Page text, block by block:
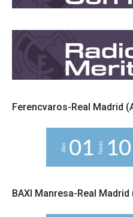
Ferencvaros-Real Madrid
días 01 horas 10
BAXI Manresa-Real Madrid